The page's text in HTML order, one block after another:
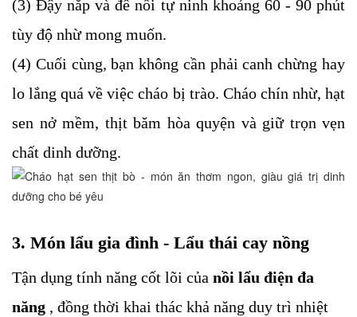
(3) Đậy nắp và để nồi tự ninh khoảng 60 - 90 phút
tùy độ nhừ mong muốn.
(4) Cuối cùng, bạn không cần phải canh chừng hay
lo lắng quá về việc cháo bị trào. Cháo chín nhừ, hạt
sen nở mềm, thịt băm hòa quyện và giữ trọn vẹn
chất dinh dưỡng.
3. Món lẩu gia đình - Lẩu thái cay nồng
Tận dụng tính năng cốt lõi của nồi lẩu điện đa
năng , đồng thời khai thác khả năng duy trì nhiệt